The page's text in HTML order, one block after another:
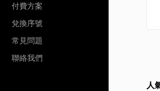
付費方案
兌換序號
常見問題
聯絡我們
人